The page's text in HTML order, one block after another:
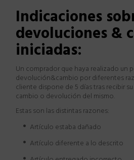
Indicaciones
devoluciones&
iniciadas:
Un comprador que haya realizado un
devolución&cambio por diferentes
cliente dispone de 5 días tras recibir
cambio o devolución del mismo.
Estas son las distintas razones:
· Artículo estaba dañado
· Artículo diferente a lo descrito